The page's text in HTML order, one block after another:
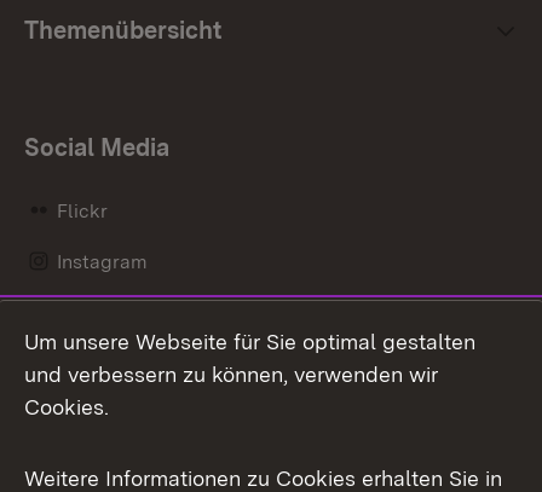
Themenübersicht
Social Media
Flickr
Instagram
Mastodon
Messenger
Social Wall
Um unsere Webseite für Sie optimal gestalten
und verbessern zu können, verwenden wir
Cookies.
Weitere Informationen zu Cookies erhalten Sie in